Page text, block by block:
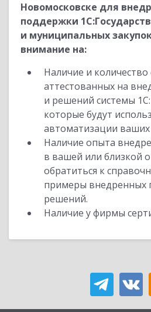
Новомосковске для
поддержки
и муниципальных
внимание на:
Наличие и количество
аттестованных на
и решений системы
которые будут
автоматизации ваших
Наличие опыта
в вашей или близкой
обратиться к
примеры внедренных
решений.
Наличие у фирмы